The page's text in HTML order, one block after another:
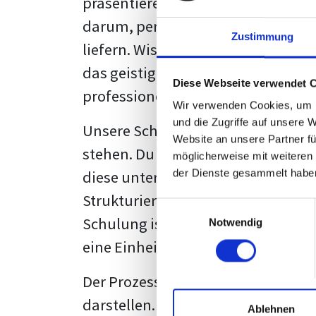
Zustimmung
Diese Webseite verwendet
Wir verwenden Cookies,
und die Zugriffe auf unsere
Website an unsere Partner
möglicherweise mit
der Dienste gesammelt
Notwendig
Ablehnen
darum, persönliche Meinungen
liefern. Wissenschaftliche Texte,
das geistige Eigentum des
professionell zu kommunizieren.
Unsere Schulung wurde mit Blick
stehen. Du wirst nicht nur
diese unter Zuhilfenahme von
Strukturierung ist ebenso
Schulung ist so konzipiert, dass
eine Einheitslösung zu bieten.
Der Prozess des
darstellen. Jedoch, ausgestattet